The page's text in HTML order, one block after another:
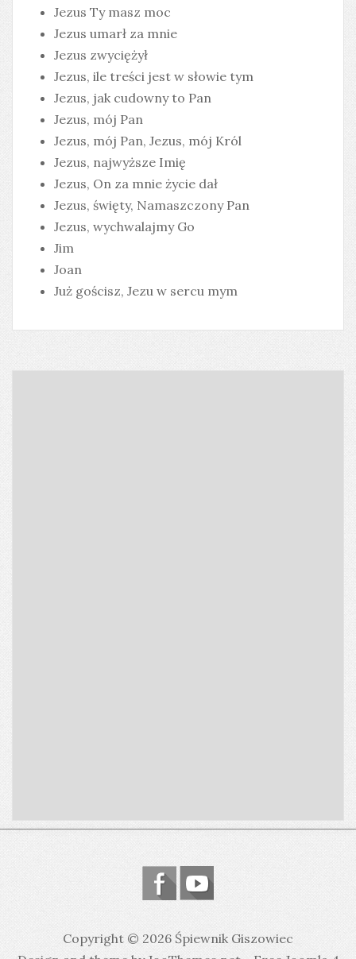
Jezus Ty masz moc
Jezus umarł za mnie
Jezus zwyciężył
Jezus, ile treści jest w słowie tym
Jezus, jak cudowny to Pan
Jezus, mój Pan
Jezus, mój Pan, Jezus, mój Król
Jezus, najwyższe Imię
Jezus, On za mnie życie dał
Jezus, święty, Namaszczony Pan
Jezus, wychwalajmy Go
Jim
Joan
Już gościsz, Jezu w sercu mym
Copyright © 2026 Śpiewnik Giszowiec